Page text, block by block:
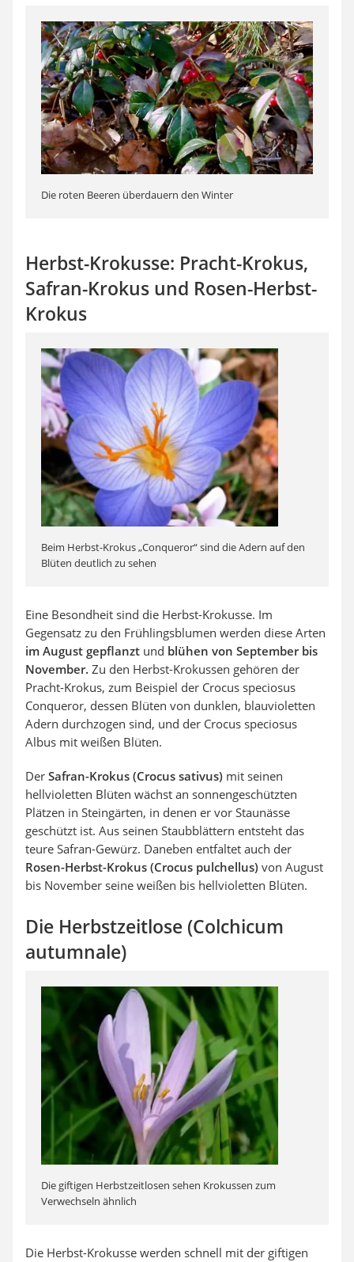
Die roten Beeren überdauern den Winter
Herbst-Krokusse: Pracht-Krokus,
Safran-Krokus und Rosen-Herbst-
Krokus
Beim Herbst-Krokus „Conqueror“ sind die Adern auf den
Blüten deutlich zu sehen
Eine Besondheit sind die Herbst-Krokusse. Im
Gegensatz zu den Frühlingsblumen werden diese Arten
im August gepflanzt und blühen von September bis
November. Zu den Herbst-Krokussen gehören der
Pracht-Krokus, zum Beispiel der Crocus speciosus
Conqueror, dessen Blüten von dunklen, blauvioletten
Adern durchzogen sind, und der Crocus speciosus
Albus mit weißen Blüten.
Der Safran-Krokus (Crocus sativus) mit seinen
hellvioletten Blüten wächst an sonnengeschützten
Plätzen in Steingärten, in denen er vor Staunässe
geschützt ist. Aus seinen Staubblättern entsteht das
teure Safran-Gewürz. Daneben entfaltet auch der
Rosen-Herbst-Krokus (Crocus pulchellus) von August
bis November seine weißen bis hellvioletten Blüten.
Die Herbstzeitlose (Colchicum
autumnale)
Die giftigen Herbstzeitlosen sehen Krokussen zum
Verwechseln ähnlich
Die Herbst-Krokusse werden schnell mit der giftigen